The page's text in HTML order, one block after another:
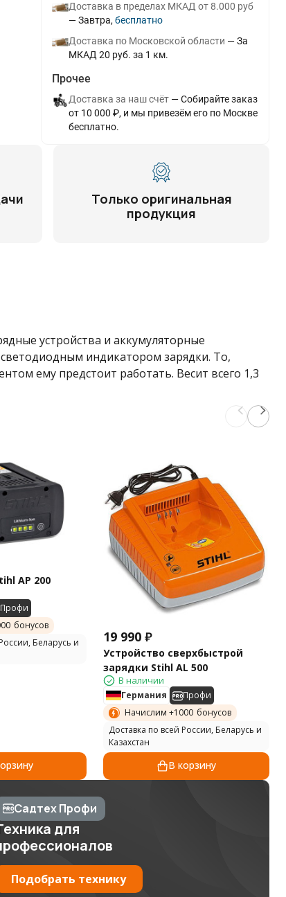
Доставка в пределах МКАД от 8.000 руб
Завтра
Бесплатно
Доставка по Московской области
За
МКАД 20 руб. за 1 км.
Прочее
Доставка за наш счёт
Собирайте заказ
от 10 000 ₽, и мы привезём его по Москве
бесплатно.
Только оригинальная
продукция
устройства и аккумуляторные
индикатором зарядки. То,
ему предстоит работать. Весит всего 1,3
AP 200
Профи
бонусов
Беларусь и
19 990 ₽
Устройство сверхбыстрой
зарядки Stihl AL 500
В наличии
Германия
Профи
Начислим +1000 бонусов
Доставка по всей России, Беларусь и
Казахстан
В корзину
Садтех Профи
для
Подобрать технику